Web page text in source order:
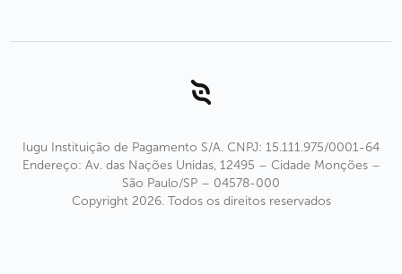
Iugu Instituição de Pagamento S/A. CNPJ: 15.111.975/0001-64
Endereço: Av. das Nações Unidas, 12495 – Cidade Monções –
São Paulo/SP – 04578-000
Copyright 2026. Todos os direitos reservados